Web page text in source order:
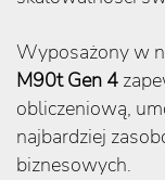
Wyposażony w
M90t Gen 4
obliczeniową,
najbardziej
biznesowych.